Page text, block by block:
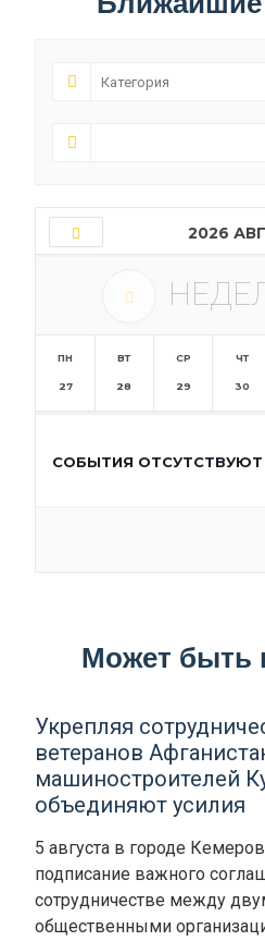
2026
ПН
27
ВТ
28
СР
29
ЧТ
30
СОБЫТИЯ ОТСУТСТВУЮТ
Может быть
Укрепляя
ветеранов
машиностроителей
объединяют усилия
5 августа в городе
подписание важного
сотрудничестве между
общественными